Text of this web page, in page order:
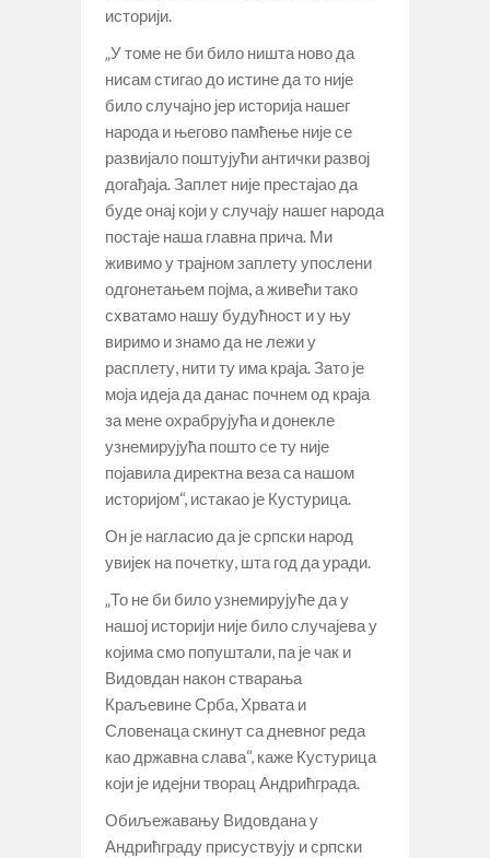
историји.
„У томе не би било ништа ново да
нисам стигао до истине да то није
било случајно јер историја нашег
народа и његово памћење није се
развијало поштујући антички развој
догађаја. Заплет није престајао да
буде онај који у случају нашег народа
постаје наша главна прича. Ми
живимо у трајном заплету упослени
одгонетањем појма, а живећи тако
схватамо нашу будућност и у њу
виримо и знамо да не лежи у
расплету, нити ту има краја. Зато је
моја идеја да данас почнем од краја
за мене охрабрујућа и донекле
узнемирујућа пошто се ту није
појавила директна веза са нашом
историјом“, истакао је Кустурица.
Он је нагласио да је српски народ
увијек на почетку, шта год да уради.
„То не би било узнемирујуће да у
нашој историји није било случајева у
којима смо попуштали, па је чак и
Видовдан након стварања
Краљевине Срба, Хрвата и
Словенаца скинут са дневног реда
као државна слава“, каже Кустурица
који је идејни творац Андрићграда.
Обиљежавању Видовдана у
Андрићграду присуствују и српски